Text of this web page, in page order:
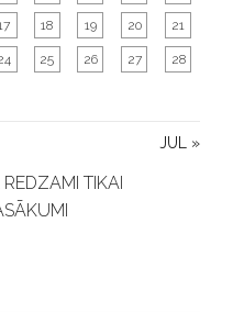
JUL »
18 19 20 21
25 26 27 28
TIKAI